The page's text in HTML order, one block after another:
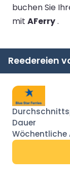
buchen Sie
mit AFerry.
Reedereien